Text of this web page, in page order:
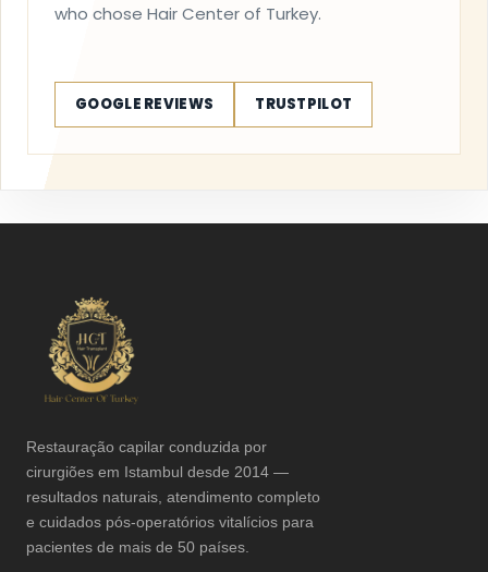
who chose Hair Center of Turkey.
GOOGLE REVIEWS TRUSTPILOT
Restauração capilar conduzida por
cirurgiões em Istambul desde 2014 —
resultados naturais, atendimento completo
e cuidados pós-operatórios vitalícios para
pacientes de mais de 50 países.